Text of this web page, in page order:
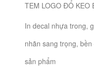
TEM LOGO ĐỔ KEO
In decal nhựa trong,
nhãn sang trọng,
sản phẩm